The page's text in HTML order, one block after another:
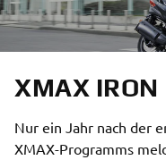
XMAX IRON
Nur ein Jahr nach der
XMAX-Programms